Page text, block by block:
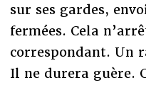
sur ses gardes,
fermées. Cela
correspondant. Un
Il ne durera guère.